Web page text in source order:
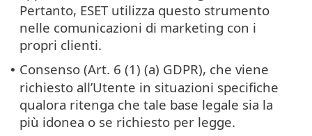
Pertanto, ESET utilizza questo strumento
nelle comunicazioni di marketing con i
propri clienti.
• Consenso (Art. 6 (1) (a) GDPR), che viene
richiesto all’Utente in situazioni specifiche
qualora ritenga che tale base legale sia la
più idonea o se richiesto per legge.